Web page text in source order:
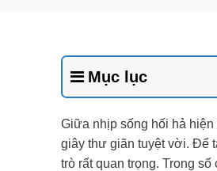
Mục lục
Giữa nhịp sống hối hả
giây thư giãn tuyệt vời. Để
trò rất quan trọng. Trong số